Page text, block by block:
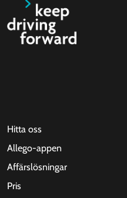
Hitta oss
Allego-appen
Affärslösningar
Pris